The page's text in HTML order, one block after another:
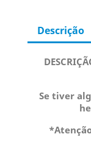
Descrição
Se tiver